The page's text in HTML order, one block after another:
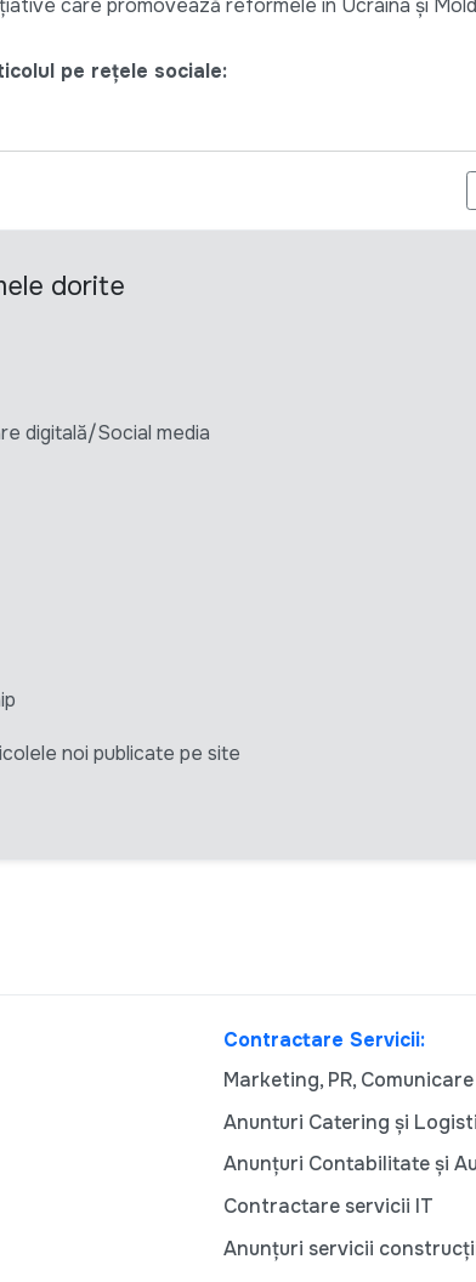
care promovează reformele în Ucraina și
pe rețele sociale:
PAULA ERIZANU VERSUS ARTUR GURĂU DESPRE
dorite
digitală/Social media
noi publicate pe site
Contractare Servicii:
Marketing, PR, Comunicare
Anunturi Catering și
Anunțuri Contabilitate și
Contractare servicii IT
Anunțuri servicii